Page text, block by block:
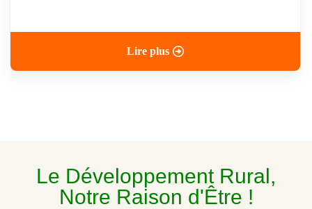
Lire plus
Le Développement Rural,
Notre Raison d'Être !